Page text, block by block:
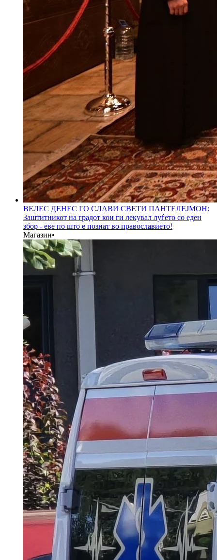
ВЕЛЕС ДЕНЕС ГО СЛАВИ СВЕТИ ПАНТЕЛЕЈМОН:
Заштитникот на градот кои ги лекувал луѓето со еден
збор - еве по што е познат во православието!
Магазин•